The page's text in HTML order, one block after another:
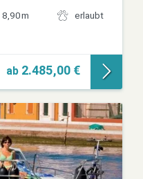
8,90m erlaubt
ab 2.485,00 €